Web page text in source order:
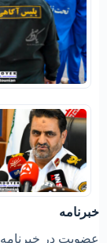
خبرنامه
عضویت در خبرنامه